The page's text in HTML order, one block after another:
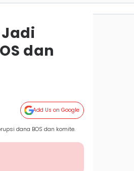
dan
Add Us on Google
dana BOS dan komite.